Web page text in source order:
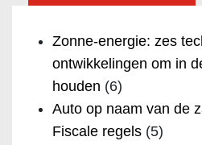
Zonne-energie: zes
ontwikkelingen om in
houden (6)
Auto op naam van de
Fiscale regels (5)